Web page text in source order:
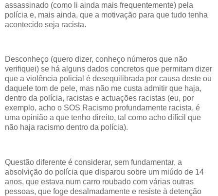
assassinado (como li ainda mais frequentemente) pela
polícia e, mais ainda, que a motivação para que tudo tenha
acontecido seja racista.
Desconheço (quero dizer, conheço números que não
verifiquei) se há alguns dados concretos que permitam dizer
que a violência policial é desequilibrada por causa deste ou
daquele tom de pele, mas não me custa admitir que haja,
dentro da polícia, racistas e actuações racistas (eu, por
exemplo, acho o SOS Racismo profundamente racista, é
uma opinião a que tenho direito, tal como acho difícil que
não haja racismo dentro da polícia).
Questão diferente é considerar, sem fundamentar, a
absolvição do polícia que disparou sobre um miúdo de 14
anos, que estava num carro roubado com várias outras
pessoas, que foge desalmadamente e resiste à detenção